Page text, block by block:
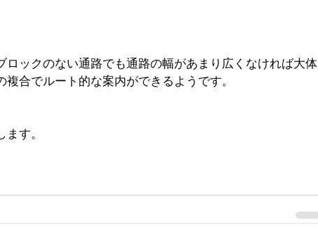
ックのない通路でも通路の幅があまり広くなければ大体
合でルート的な案内ができるようです。
す。